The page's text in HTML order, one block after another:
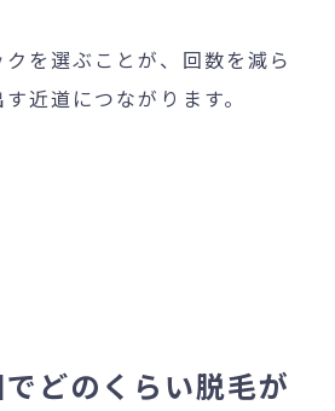
を選ぶことが、回数を減ら
近道につながります。
どのくらい脱毛が